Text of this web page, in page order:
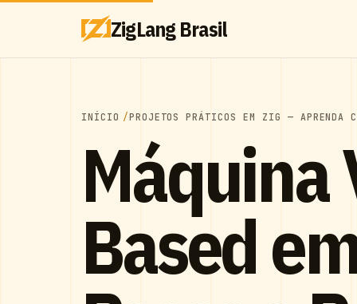
ZigLang Brasil
INÍCIO PROJETOS PRÁTICOS EM ZIG — APRENDA
Máquina
Based